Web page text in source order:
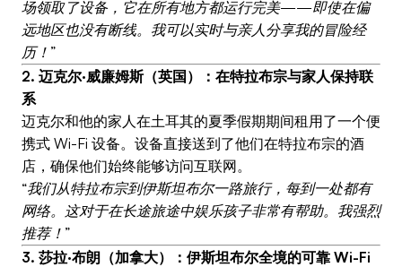
场领取了设备，它在所有地方都运行完美——即使在偏
远地区也没有断线。我可以实时与亲人分享我的冒险经
历！”
2. 迈克尔·威廉姆斯（英国）：在特拉布宗与家人保持联
系
迈克尔和他的家人在土耳其的夏季假期期间租用了一个便
携式 Wi-Fi 设备。设备直接送到了他们在特拉布宗的酒
店，确保他们始终能够访问互联网。
“我们从特拉布宗到伊斯坦布尔一路旅行，每到一处都有
网络。这对于在长途旅途中娱乐孩子非常有帮助。我强烈
推荐！”
3. 莎拉·布朗（加拿大）：伊斯坦布尔全境的可靠 Wi-Fi